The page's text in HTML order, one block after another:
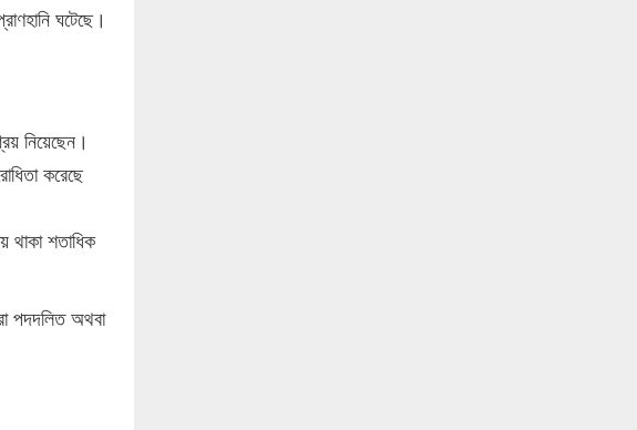
ঘটেছে।
নিয়েছেন।
করেছে
থাকা শতাধিক
পদদলিত অথবা